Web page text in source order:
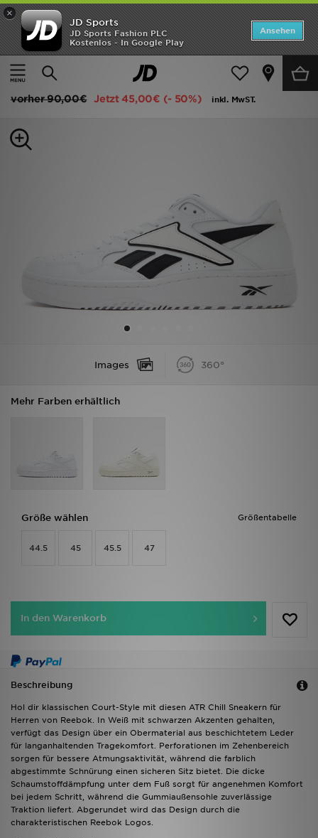
×
JD Sports
JD Sports Fashion PLC
Kostenlos - In Google Play
Ansehen
Home
Herren Herrenschuhe Sneakers
Reebok ATR Chill
vorher90,00€ Jetzt45,00€ (- 50%) inkl. MwST.
Images 360°
Mehr Farben erhältlich
Größentabelle
Größe wählen
44.5 45 45.5 47
In den Warenkorb
Beschreibung
Hol dir klassischen Court-Style mit diesen ATR Chill Sneakern für
Herren von Reebok. In Weiß mit schwarzen Akzenten gehalten,
verfügt das Design über ein Obermaterial aus beschichtetem Leder
für langanhaltenden Tragekomfort. Perforationen im Zehenbereich
sorgen für bessere Atmungsaktivität, während die farblich
abgestimmte Schnürung einen sicheren Sitz bietet. Die dicke
Schaumstoffdämpfung unter dem Fuß sorgt für angenehmen Komfort
bei jedem Schritt, während die Gummiaußensohle zuverlässige
Traktion liefert. Abgerundet wird das Design durch die
charakteristischen Reebok Logos.
ANGEBOTE
Neuheiten
Kinder
Studenten
Blog